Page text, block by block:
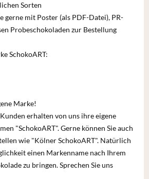
Sorten
gerne mit Poster (als PDF-Datei), PR-
Probeschokoladen zur Bestellung
SchokoART:
Marke!
erhalten von uns ihre eigene
"SchokoART". Gerne können Sie auch
wie "Kölner SchokoART". Natürlich
einen Markenname nach Ihrem
zu bringen. Sprechen Sie uns